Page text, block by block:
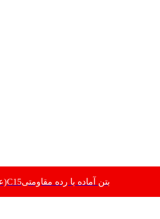
بتن آماده با رده مقاومتیC15(عیار 270)